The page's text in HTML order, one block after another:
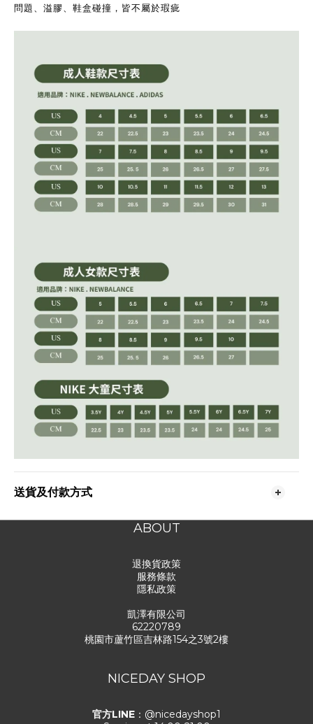
問題、溢膠、鞋盒碰撞，皆不屬於瑕疵
送貨及付款方式
ABOUT
退換貨政策
服務條款
隱私政策
凱澤有限公司
62220789
桃園市蘆竹區吉林路154之3號2樓
NICEDAY SHOP
官方LINE ：@nicedayshop1